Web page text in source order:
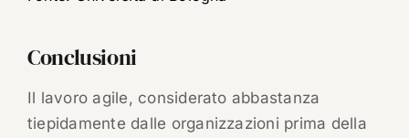
Conclusioni
Il lavoro agile, considerato abbastanza
tiepidamente dalle organizzazioni prima della